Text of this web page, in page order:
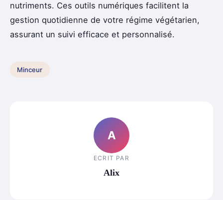
nutriments. Ces outils numériques facilitent la
gestion quotidienne de votre régime végétarien,
assurant un suivi efficace et personnalisé.
Minceur
A
ECRIT PAR
Alix